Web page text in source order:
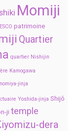
Momiji
patrimoine
Quartier
quartier Nishijin
Kamogawa
jinja
Yoshida-jinja Shijô
ji temple
dera